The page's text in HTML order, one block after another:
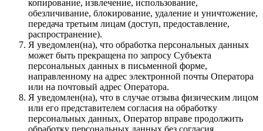
копирование, извлечение, использование,
обезличивание, блокирование, удаление и уничтожение,
передача третьим лицам (доступ, предоставление,
распространение).
Я уведомлен(на), что обработка персональных данных
может быть прекращена по запросу Субъекта
персональных данных в письменной форме,
направленному на адрес электронной почты Оператора
или на почтовый адрес Оператора.
Я уведомлен(на), что в случае отзыва физическим лицом
или его представителем согласия на обработку
персональных данных, Оператор вправе продолжить
обработку персональных данных без согласия